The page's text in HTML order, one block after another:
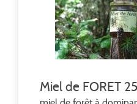
Miel de FORET